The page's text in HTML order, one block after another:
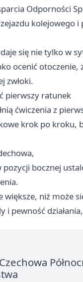
Odporności
kolejowego i
się nie tylko w
ocenić
zwłoki.
pierwszy ratunek
ćwiczenia z
krok po kroku,
pozycji bocznej
niż może
i pewność